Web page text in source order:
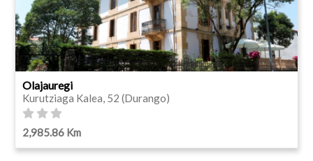
Olajauregi
Kurutziaga Kalea, 52 (Durango)
2,985.86 Km